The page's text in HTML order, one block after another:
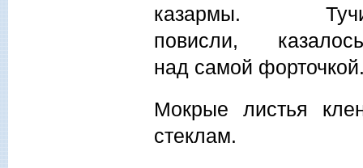
казармы.
повисли,
над самой
Мокрые листья
стеклам.